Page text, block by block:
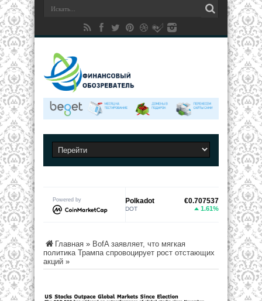
Powered by
€0.173075
0.28%
Polkadot €0.707537
DOT
Bitcoin
BTC
Главная » BofA заявляет, что мягкая
политика Трампа спровоцирует рост отстающих
акций »